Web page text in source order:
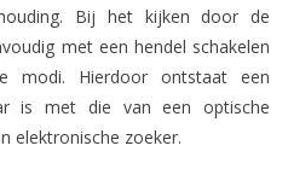
Bij het kijken door de
met een hendel schakelen
modi. Hierdoor ontstaat een
is met die van een optische
elektronische zoeker.